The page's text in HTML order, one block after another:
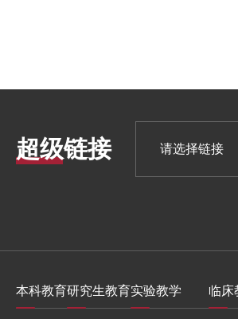
超级链接
本科教育研究生教育实验教学 临床